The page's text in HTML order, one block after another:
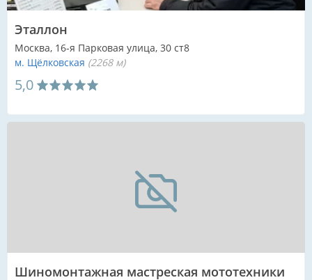
Эталлон
Москва, 16-я Парковая улица, 30 ст8
м. Щёлковская (2268 м)
5,0
Шиномонтажная мастреская мототехники